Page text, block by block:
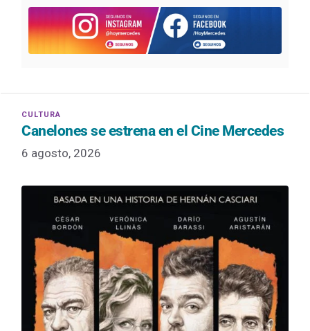
Canelones se estrena en el Cine Mercedes
6 agosto, 2026